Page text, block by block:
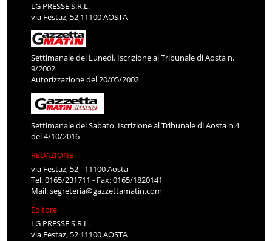
LG PRESSE S.R.L.
via Festaz, 52 11100 AOSTA
Settimanale del Lunedì. Iscrizione al Tribunale di Aosta n.
9/2002
Autorizzazione del 20/05/2002
Settimanale del Sabato. Iscrizione al Tribunale di Aosta n.4
del 4/10/2016
REDAZIONE
via Festaz, 52 - 11100 Aosta
Tel: 0165/231711 - Fax: 0165/1820141
Mail:segreteria@gazzettamatin.com
Editore
LG PRESSE S.R.L.
via Festaz, 52 11100 AOSTA